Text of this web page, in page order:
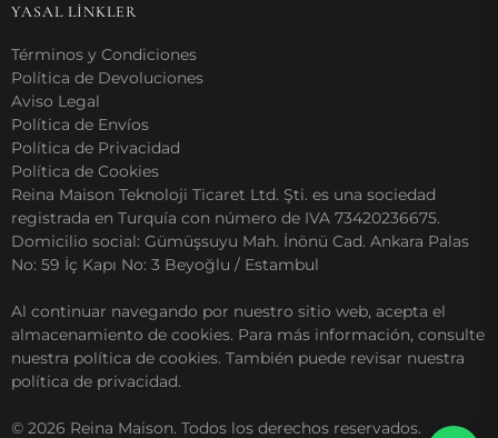
YASAL LİNKLER
Términos y Condiciones
Política de Devoluciones
Aviso Legal
Política de Envíos
Política de Privacidad
Política de Cookies
Reina Maison Teknoloji Ticaret Ltd. Şti. es una sociedad
registrada en Turquía con número de IVA 73420236675.
Domicilio social: Gümüşsuyu Mah. İnönü Cad. Ankara Palas
No: 59 İç Kapı No: 3 Beyoğlu / Estambul
Al continuar navegando por nuestro sitio web, acepta el
almacenamiento de cookies. Para más información, consulte
nuestra política de cookies. También puede revisar nuestra
política de privacidad.
© 2026 Reina Maison. Todos los derechos reservados.